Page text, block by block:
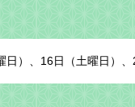
）、16日（土曜日）、